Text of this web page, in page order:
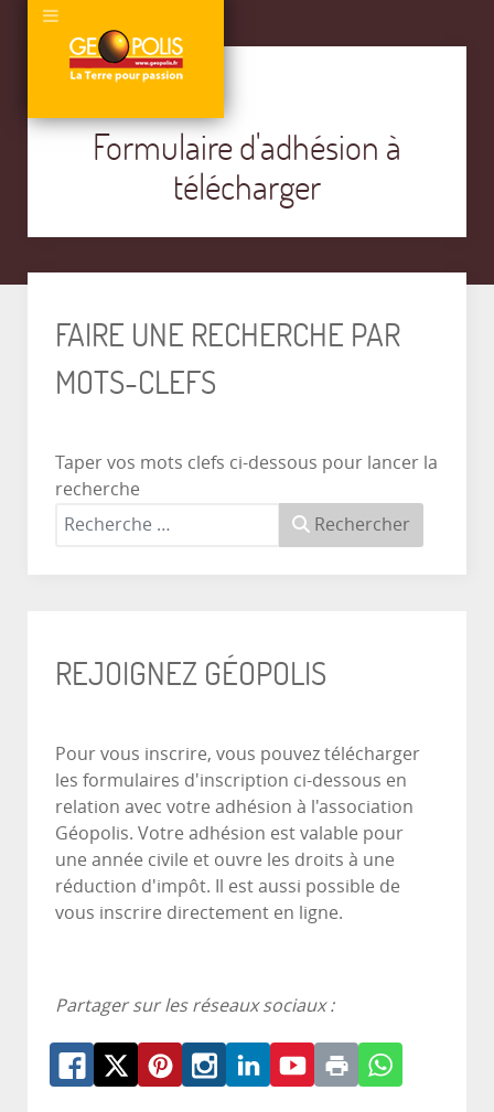
Formulaire d'adhésion à
télécharger
FAIRE UNE RECHERCHE PAR
MOTS-CLEFS
Taper vos mots clefs ci-dessous pour lancer la
recherche
Rechercher
REJOIGNEZ GÉOPOLIS
Pour vous inscrire, vous pouvez télécharger
les formulaires d'inscription ci-dessous en
relation avec votre adhésion à l'association
Géopolis. Votre adhésion est valable pour
une année civile et ouvre les droits à une
réduction d'impôt. Il est aussi possible de
vous inscrire directement en ligne.
Partager sur les réseaux sociaux :